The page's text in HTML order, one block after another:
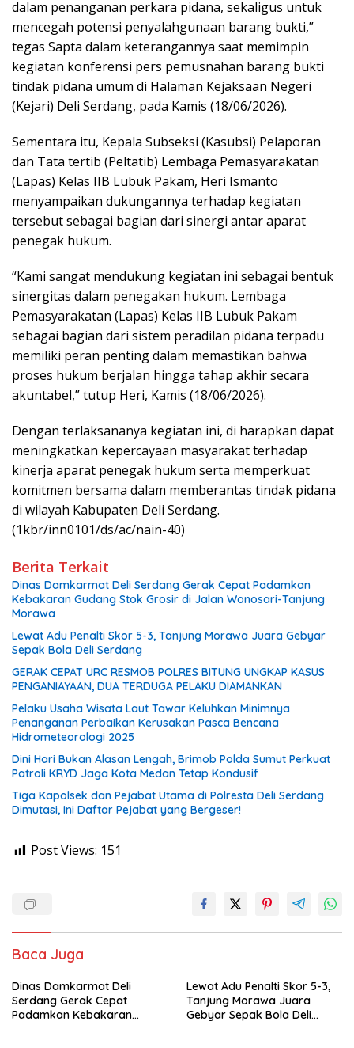
dalam penanganan perkara pidana, sekaligus untuk
mencegah potensi penyalahgunaan barang bukti,”
tegas Sapta dalam keterangannya saat memimpin
kegiatan konferensi pers pemusnahan barang bukti
tindak pidana umum di Halaman Kejaksaan Negeri
(Kejari) Deli Serdang, pada Kamis (18/06/2026).
Sementara itu, Kepala Subseksi (Kasubsi) Pelaporan
dan Tata tertib (Peltatib) Lembaga Pemasyarakatan
(Lapas) Kelas IIB Lubuk Pakam, Heri Ismanto
menyampaikan dukungannya terhadap kegiatan
tersebut sebagai bagian dari sinergi antar aparat
penegak hukum.
“Kami sangat mendukung kegiatan ini sebagai bentuk
sinergitas dalam penegakan hukum. Lembaga
Pemasyarakatan (Lapas) Kelas IIB Lubuk Pakam
sebagai bagian dari sistem peradilan pidana terpadu
memiliki peran penting dalam memastikan bahwa
proses hukum berjalan hingga tahap akhir secara
akuntabel,” tutup Heri, Kamis (18/06/2026).
Dengan terlaksananya kegiatan ini, di harapkan dapat
meningkatkan kepercayaan masyarakat terhadap
kinerja aparat penegak hukum serta memperkuat
komitmen bersama dalam memberantas tindak pidana
di wilayah Kabupaten Deli Serdang.
(1kbr/inn0101/ds/ac/nain-40)
Berita Terkait
Dinas Damkarmat Deli Serdang Gerak Cepat Padamkan
Kebakaran Gudang Stok Grosir di Jalan Wonosari-Tanjung
Morawa
Lewat Adu Penalti Skor 5-3, Tanjung Morawa Juara Gebyar
Sepak Bola Deli Serdang
GERAK CEPAT URC RESMOB POLRES BITUNG UNGKAP KASUS
PENGANIAYAAN, DUA TERDUGA PELAKU DIAMANKAN
Pelaku Usaha Wisata Laut Tawar Keluhkan Minimnya
Penanganan Perbaikan Kerusakan Pasca Bencana
Hidrometeorologi 2025
Dini Hari Bukan Alasan Lengah, Brimob Polda Sumut Perkuat
Patroli KRYD Jaga Kota Medan Tetap Kondusif
Tiga Kapolsek dan Pejabat Utama di Polresta Deli Serdang
Dimutasi, Ini Daftar Pejabat yang Bergeser!
Post Views: 151
Baca Juga
Dinas Damkarmat Deli
Serdang Gerak Cepat
Padamkan Kebakaran
Lewat Adu Penalti Skor 5-3,
Tanjung Morawa Juara
Gebyar Sepak Bola Deli